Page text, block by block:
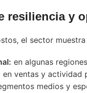
resiliencia y
el sector muestra
en algunas
ventas y actividad
medios y